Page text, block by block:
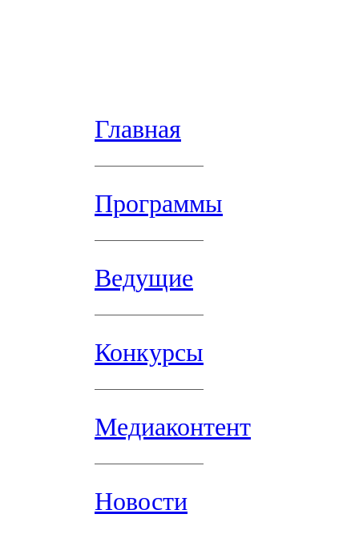
Главная
Программы
Ведущие
Конкурсы
Медиаконтент
Новости